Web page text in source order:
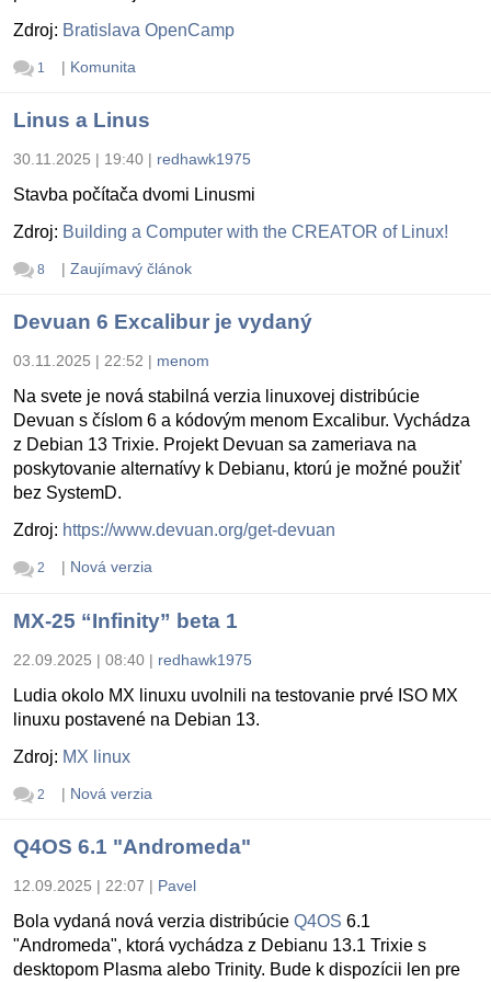
Zdroj: Bratislava OpenCamp
1 | Komunita
Linus a Linus
30.11.2025 | 19:40 | redhawk1975
Stavba počítača dvomi Linusmi
Zdroj: Building a Computer with the CREATOR of Linux!
8 | Zaujímavý článok
Devuan 6 Excalibur je vydaný
03.11.2025 | 22:52 | menom
Na svete je nová stabilná verzia linuxovej distribúcie
Devuan s číslom 6 a kódovým menom Excalibur. Vychádza
z Debian 13 Trixie. Projekt Devuan sa zameriava na
poskytovanie alternatívy k Debianu, ktorú je možné použiť
bez SystemD.
Zdroj: https://www.devuan.org/get-devuan
2 | Nová verzia
MX-25 “Infinity” beta 1
22.09.2025 | 08:40 | redhawk1975
Ludia okolo MX linuxu uvolnili na testovanie prvé ISO MX
linuxu postavené na Debian 13.
Zdroj: MX linux
2 | Nová verzia
Q4OS 6.1 "Andromeda"
12.09.2025 | 22:07 | Pavel
Bola vydaná nová verzia distribúcie Q4OS 6.1
"Andromeda", ktorá vychádza z Debianu 13.1 Trixie s
desktopom Plasma alebo Trinity. Bude k dispozícii len pre